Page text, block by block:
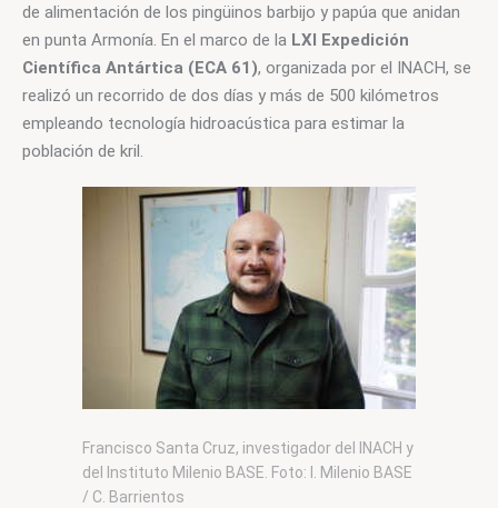
de alimentación de los pingüinos barbijo y papúa que anidan
en punta Armonía. En el marco de la LXI Expedición
Científica Antártica (ECA 61), organizada por el INACH, se
realizó un recorrido de dos días y más de 500 kilómetros
empleando tecnología hidroacústica para estimar la
población de kril.
Francisco Santa Cruz, investigador del INACH y
del Instituto Milenio BASE. Foto: I. Milenio BASE
/ C. Barrientos